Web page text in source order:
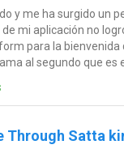
y me ha surgido un
mi aplicación no
para la bienvenida
al segundo que es
Through Satta